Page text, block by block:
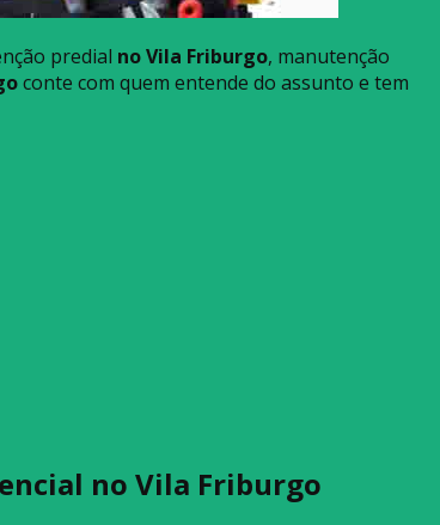
predial no Vila Friburgo, manutenção
conte com quem entende do assunto e tem
no Vila Friburgo